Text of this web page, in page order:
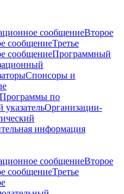
сообщениеВторое
сообщениеТретье
сообщениеПрограммный
Спонсоры и
Программы по
указательОрганизации-
информация
сообщениеВторое
сообщениеТретье